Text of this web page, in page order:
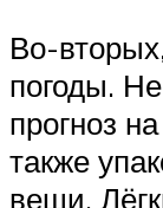
Во-
погоды.
прогноз
также
вещи.